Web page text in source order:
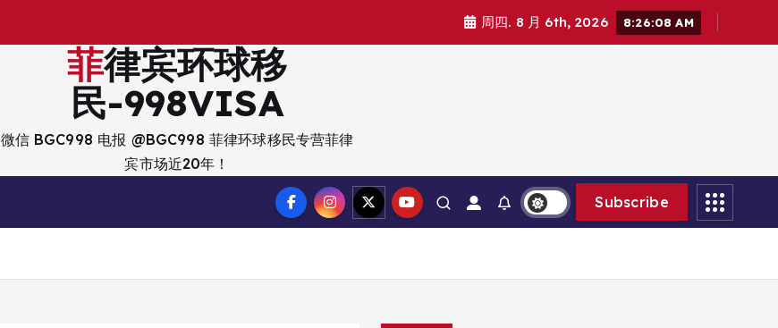
周四. 8 月 6th, 2026 8:26:09 AM
菲律宾环球移
民-998VISA
微信 BGC998 电报 @BGC998 菲律环球移民专营菲律
宾市场近20年！
Subscribe